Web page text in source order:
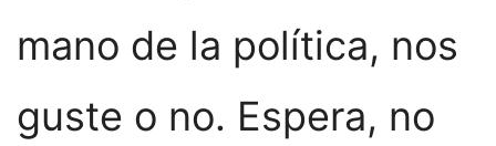
mano de la política, nos
guste o no. Espera, no